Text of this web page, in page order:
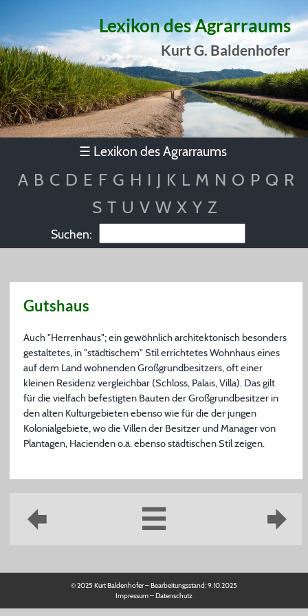
Lexikon des Agrarraums
Kurt G. Baldenhofer
☰ Lexikon des Agrarraums
A B C D E F G H I J K L M N O P Q R
S T U V W X Y Z
Suchen:
Gutshaus
Auch "Herrenhaus"; ein gewöhnlich architektonisch besonders
gestaltetes, in "städtischem" Stil errichtetes Wohnhaus eines
auf dem Land wohnenden Großgrundbesitzers, oft einer
kleinen Residenz vergleichbar (Schloss, Palais, Villa). Das gilt
für die vielfach befestigten Bauten der Großgrundbesitzer in
den alten Kulturgebieten ebenso wie für die der jungen
Kolonialgebiete, wo die Villen der Besitzer und Manager von
Plantagen, Hacienden o.ä. ebenso städtischen Stil zeigen.
© 2025 Kurt Baldenhofer – Bearbeitungsstand:9.10.2025
Impressum–Datenschutz